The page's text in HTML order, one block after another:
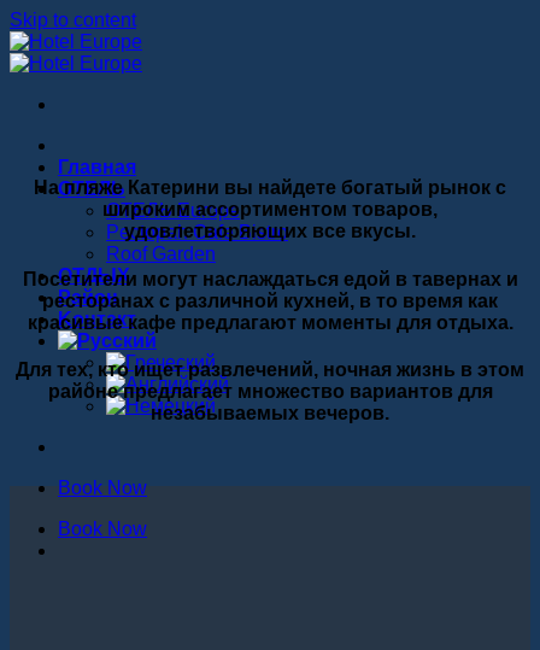
Skip to content
Главная
ОТЕЛЬ
ОТЕЛЬ Europe
Рectopah Cafe Bistro
Roof Garden
ОТДЫХ
Pайон
Kонтакт
Book Now
Book Now
На пляже Катерини вы найдете богатый рынок с
широким ассортиментом товаров,
удовлетворяющих все вкусы.
Посетители могут наслаждаться едой в тавернах и
ресторанах с различной кухней, в то время как
красивые кафе предлагают моменты для отдыха.
Для тех, кто ищет развлечений, ночная жизнь в этом
районе предлагает множество вариантов для
незабываемых вечеров.